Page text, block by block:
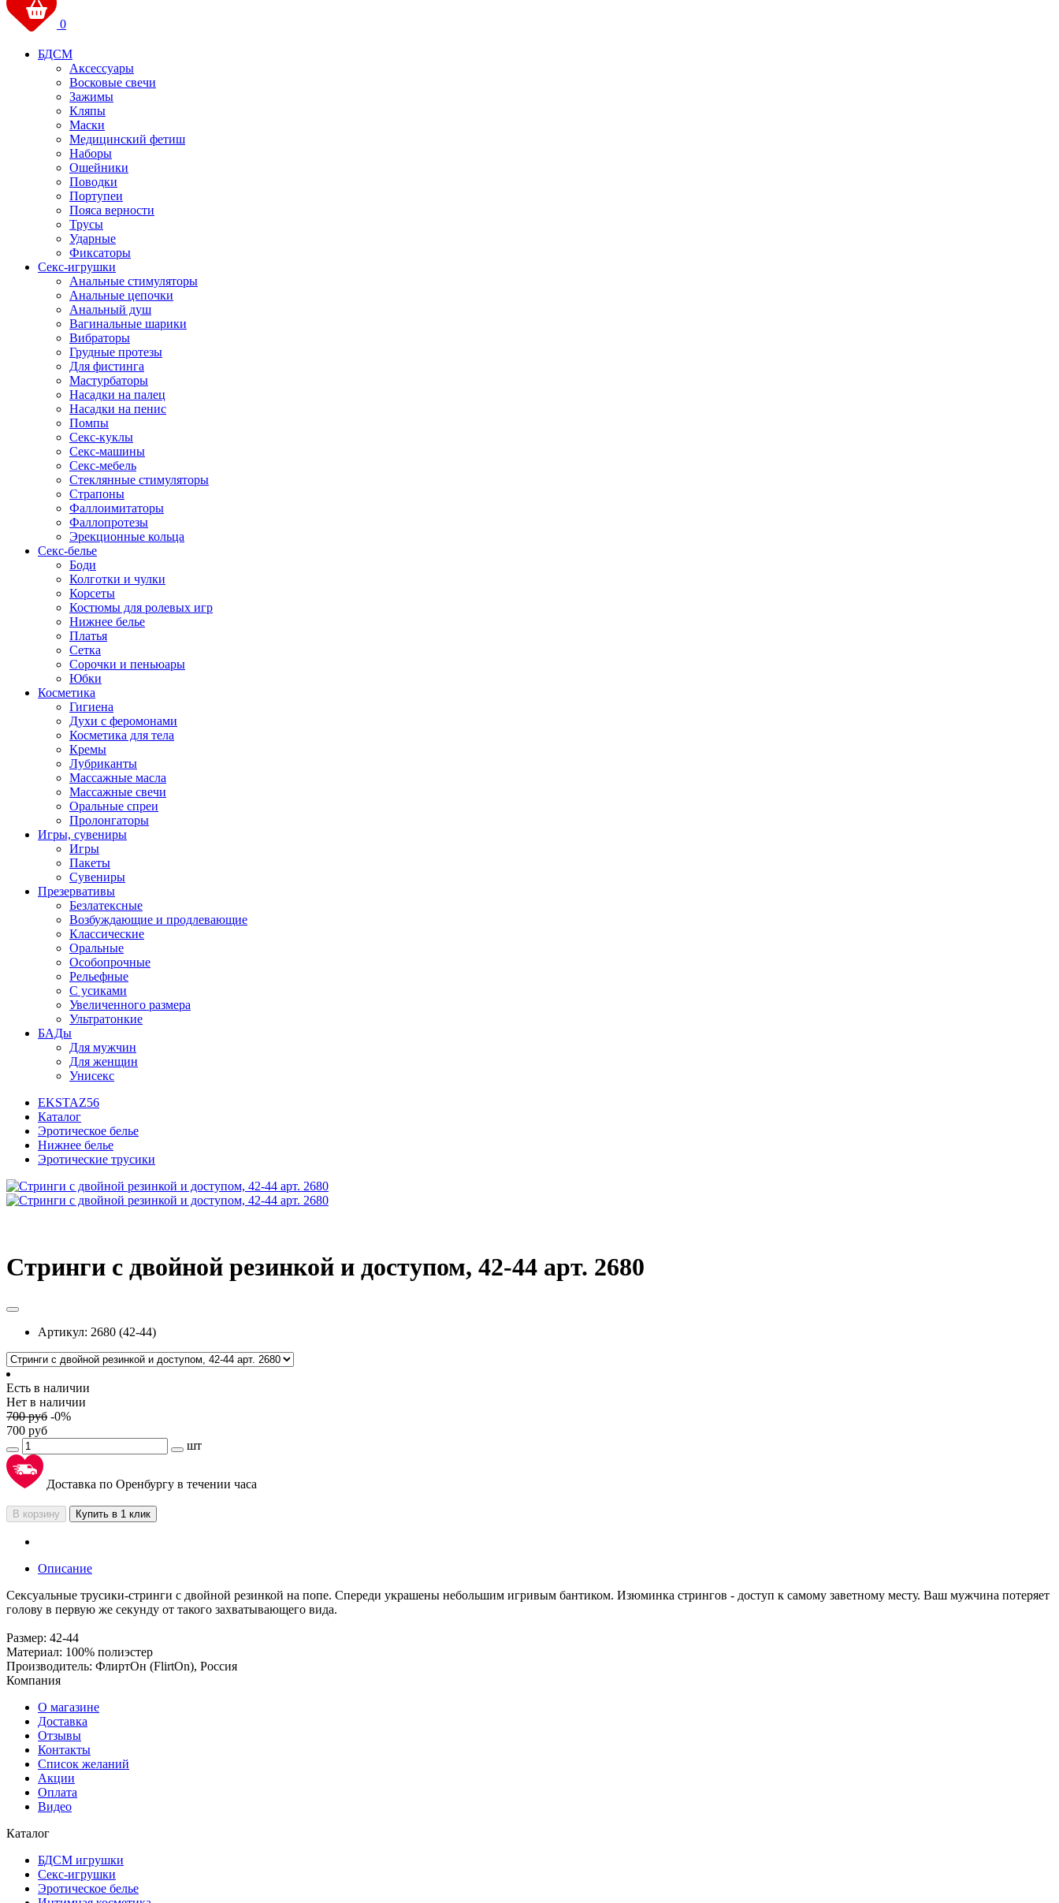
0
БДСМ
Аксессуары
Восковые свечи
Зажимы
Кляпы
Маски
Медицинский фетиш
Наборы
Ошейники
Поводки
Портупеи
Пояса верности
Трусы
Ударные
Фиксаторы
Секс-игрушки
Анальные стимуляторы
Анальные цепочки
Анальный душ
Вагинальные шарики
Вибраторы
Грудные протезы
Для фистинга
Мастурбаторы
Насадки на палец
Насадки на пенис
Помпы
Секс-куклы
Секс-машины
Секс-мебель
Стеклянные стимуляторы
Страпоны
Фаллоимитаторы
Фаллопротезы
Эрекционные кольца
Секс-белье
Боди
Колготки и чулки
Корсеты
Костюмы для ролевых игр
Нижнее белье
Платья
Сетка
Сорочки и пеньюары
Юбки
Косметика
Гигиена
Духи с феромонами
Косметика для тела
Кремы
Лубриканты
Массажные масла
Массажные свечи
Оральные спреи
Пролонгаторы
Игры, сувениры
Игры
Пакеты
Сувениры
Презервативы
Безлатексные
Возбуждающие и продлевающие
Классические
Оральные
Особопрочные
Рельефные
С усиками
Увеличенного размера
Ультратонкие
БАДы
Для мужчин
Для женщин
Унисекс
EKSTAZ56
Каталог
Эротическое белье
Нижнее белье
Эротические трусики
Стринги с двойной резинкой и доступом, 42-44 арт. 2680
Артикул: 2680 (42-44)
Есть в наличии
Нет в наличии
700руб -0%
700 руб
шт
Доставка по Оренбургу в течении часа
В корзину Купить в 1 клик
Описание
Сексуальные трусики-стринги с двойной резинкой на попе. Спереди украшены небольшим игривым бантиком. Изюминка стрингов - доступ к самому заветному месту. Ваш мужчина потеряет
голову в первую же секунду от такого захватывающего вида.
Размер: 42-44
Материал: 100% полиэстер
Производитель: ФлиртОн (FlirtOn), Россия
Компания
О магазине
Доставка
Отзывы
Контакты
Список желаний
Акции
Оплата
Видео
Каталог
БДСМ игрушки
Секс-игрушки
Эротическое белье